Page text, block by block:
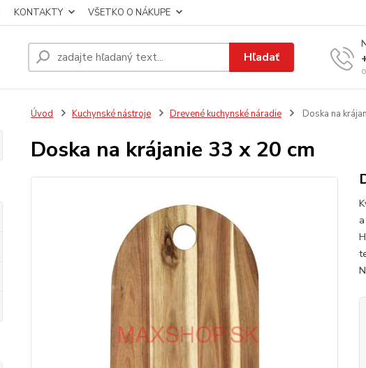
KONTAKTY VŠETKO O NÁKUPE
Hľadať
Úvod Kuchynské nástroje Drevené kuchynské náradie Doska na
Doska na krájanie 33 x 20 cm